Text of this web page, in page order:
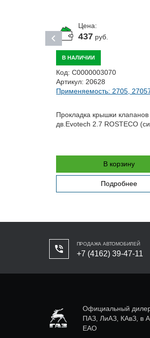
Цена:
437 руб.
В НАЛИЧИИ
Код: С0000003070
Артикул: 20628
Применяемость: 2705,
Прокладка крышки клапанов
дв.Evotech 2.7 ROSTECO
В корзину
Подробнее
ПРОДАЖА АВТОМОБИЛЕЙ
+7 (4162) 39-47-11
Официальный
ПАЗ, ЛиАЗ, КАвЗ, в
ЕАО